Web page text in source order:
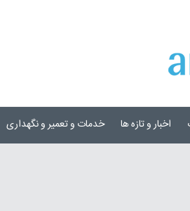
اخبار و تازه ها خدمات و تعمیر و نگهداری